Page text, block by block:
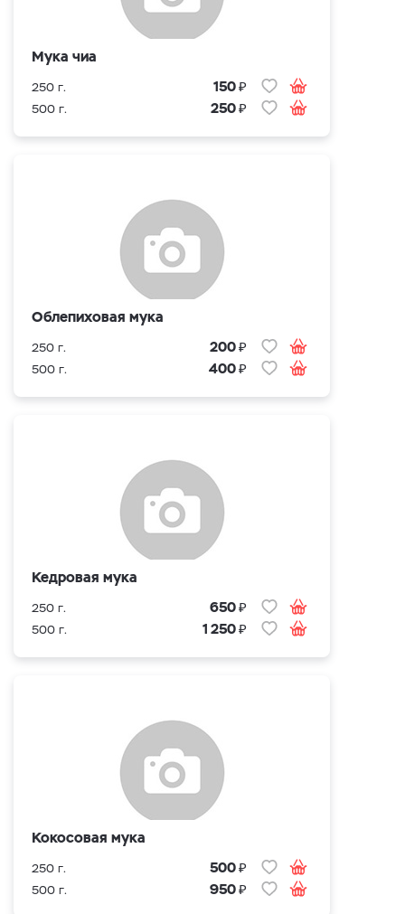
Мука чиа
250 г. 150₽
500 г. 250₽
Облепиховая мука
250 г. 200₽
500 г. 400₽
Кедровая мука
250 г. 650₽
500 г. 1 250₽
Кокосовая мука
250 г. 500₽
500 г. 950₽